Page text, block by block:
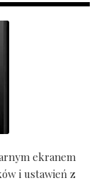
ekranem
i ustawień z